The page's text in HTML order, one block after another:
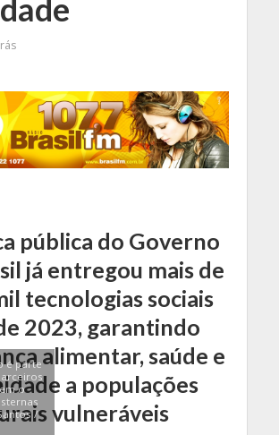
pública do Governo
já entregou mais de
tecnologias sociais
2023, garantindo
alimentar, saúde e
a populações
vulneráveis
é parte
o
/